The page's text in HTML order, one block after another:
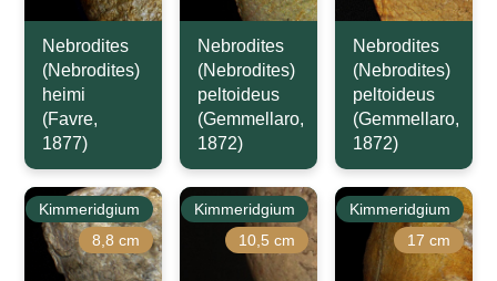
Nebrodites
(Nebrodites)
heimi
(Favre,
1877)
Nebrodites
(Nebrodites)
peltoideus
(Gemmellaro,
1872)
Nebrodites
(Nebrodites)
peltoideus
(Gemmellaro,
1872)
Kimmeridgium
8,8 cm
Kimmeridgium
10,5 cm
Kimmeridgium
17 cm